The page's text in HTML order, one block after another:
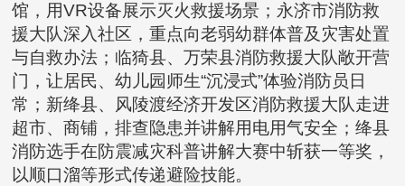
馆，用VR设备展示灭火救援场景；永济市消防救
援大队深入社区，重点向老弱幼群体普及灾害处置
与自救办法；临猗县、万荣县消防救援大队敞开营
门，让居民、幼儿园师生“沉浸式”体验消防员日
常；新绛县、风陵渡经济开发区消防救援大队走进
超市、商铺，排查隐患并讲解用电用气安全；绛县
消防选手在防震减灾科普讲解大赛中斩获一等奖，
以顺口溜等形式传递避险技能。